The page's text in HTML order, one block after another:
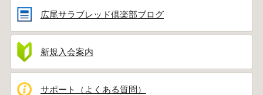
広尾サラブレッド倶楽部ブログ
新規入会案内
サポート（よくある質問）